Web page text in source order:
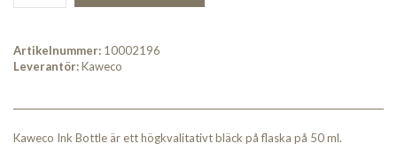
Artikelnummer: 10002196
Leverantör:Kaweco
Kaweco Ink Bottle är ett högkvalitativt bläck på flaska på 50 ml.